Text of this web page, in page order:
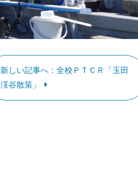
新しい記事へ：全校ＰＴＣＲ「玉田
渓谷散策」